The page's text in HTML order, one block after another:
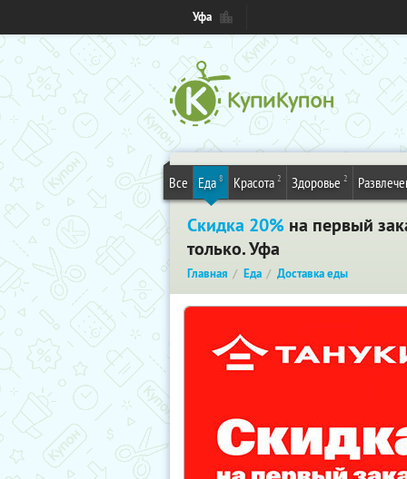
Уфа
Все Еда 8 Красота 2 Здоровье 2
Скидка 20% на первый
только. Уфа
Главная Еда Доставка еды